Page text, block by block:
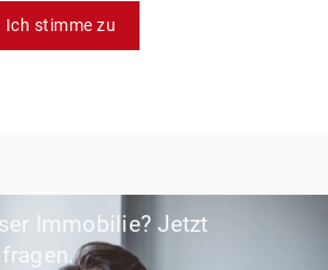
Ich stimme zu
Immobilie? Jetzt